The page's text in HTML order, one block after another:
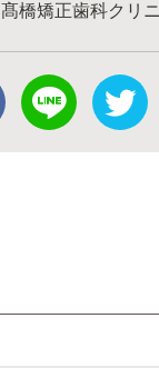
髙橋矯正歯科クリ